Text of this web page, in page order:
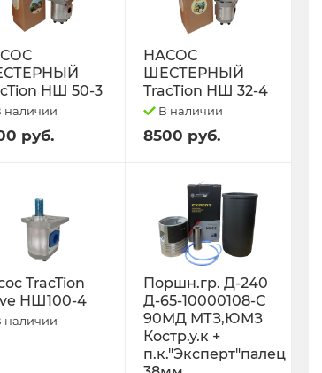
НШ 50-3
наличии
руб.
НАСОС
ШЕСТЕРНЫЙ
TracTion НШ 32-4
В наличии
8500 руб.
TracTion
НШ100-4
наличии
Поршн.гр. Д-240
Д-65-10000108-С
90МД МТЗ,ЮМЗ
Костр.у.к +
п.к."Эксперт"палец